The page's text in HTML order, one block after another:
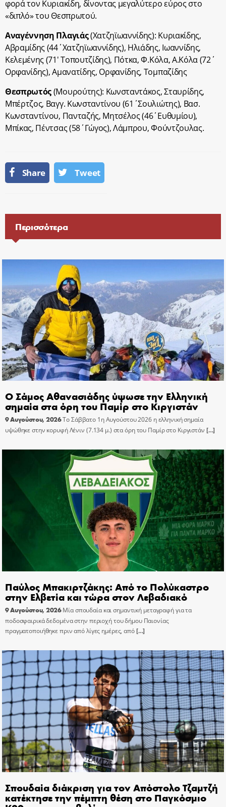
φορά τον Κυριακίδη, δίνοντας μεγαλύτερο εύρος στο
«διπλό» του Θεσπρωτού.
Αναγέννηση Πλαγιάς(Χατζηϊωαννίδης): Κυριακίδης,
Αβραμίδης (44΄Χατζηϊωαννίδης), Ηλιάδης, Ιωαννίδης,
Κελεμένης (71′ Τοπουτζίδης), Πότκα, Φ.Κόλα, Α.Κόλα (72΄
Ορφανίδης), Αμανατίδης, Ορφανίδης, Τομπαζίδης
Θεσπρωτός(Μουρούτης): Κωνσταντάκος, Σταυρίδης,
Μπέρτζος, Βαγγ. Κωνσταντίνου (61΄Σουλιώτης), Βασ.
Κωνσταντίνου, Πανταζής, Μητσέλος (46΄Ευθυμίου),
Μπίκας, Πέντσας (58΄Γώγος), Λάμπρου, Φούντζουλας.
Share Tweet
Περισσότερα
Ο Σάμος Αθανασιάδης ύψωσε την Ελληνική
σημαία στα όρη του Παμίρ στο Κιργιστάν
9 Αυγούστου, 2026Το Σάββατο 1η Αυγούστου 2026 η ελληνική σημαία
υψώθηκε στην κορυφή Λένιν (7.134 μ.) στα όρη του Παμίρ στο Κιργιστάν […]
Παύλος Μπακιρτζάκης: Από το Πολύκαστρο
στην Ελβετία και τώρα στον Λεβαδιακό
9 Αυγούστου, 2026 Μία σπουδαία και σημαντική μεταγραφή για τα
ποδοσφαιρικά δεδομένα στην περιοχή του δήμου Παιονίας
πραγματοποιήθηκε πριν από λίγες ημέρες, από[…]
Σπουδαία διάκριση για τον Απόστολο Τζαμτζή
κατέκτησε την πέμπτη θέση στο Παγκόσμιο